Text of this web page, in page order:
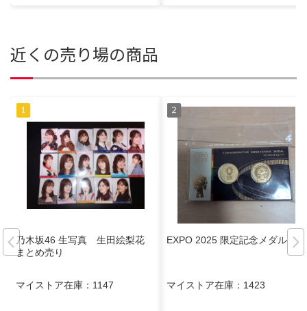
近くの売り場の商品
乃木坂46 生写真 生田絵梨花
まとめ売り
マイストア在庫： 1147
EXPO 2025 限定記念メダル
マイストア在庫： 1423